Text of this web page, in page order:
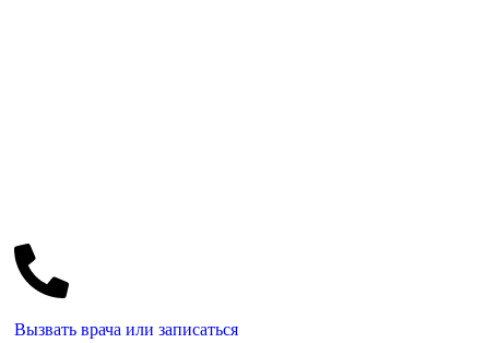
Вызвать врача или записаться